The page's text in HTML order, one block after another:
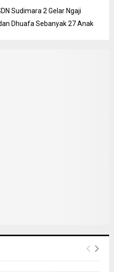
Sudimara 2 Gelar Ngaji
Dhuafa Sebanyak 27 Anak